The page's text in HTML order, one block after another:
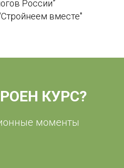
России”
вместе"
КУРС?
моменты